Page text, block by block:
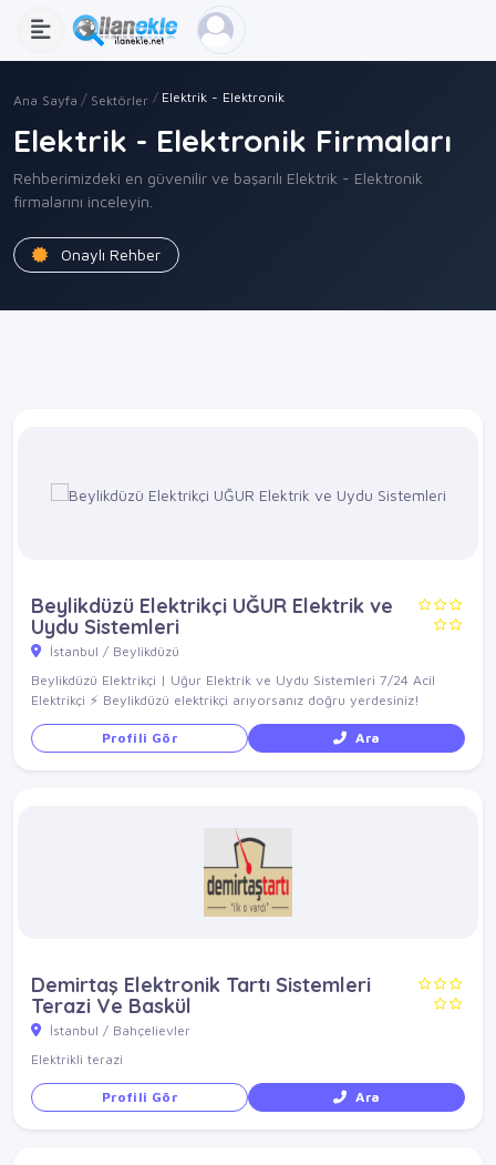
Ana Sayfa Sektörler Elektrik - Elektronik
Elektrik - Elektronik Firmaları
Rehberimizdeki en güvenilir ve başarılı Elektrik - Elektronik
firmalarını inceleyin.
Onaylı Rehber
Beylikdüzü Elektrikçi UĞUR Elektrik ve
Uydu Sistemleri
İstanbul / Beylikdüzü
Beylikdüzü Elektrikçi | Uğur Elektrik ve Uydu Sistemleri 7/24 Acil
Elektrikçi ⚡ Beylikdüzü elektrikçi arıyorsanız doğru yerdesiniz!
Profili Gör Ara
Demirtaş Elektronik Tartı Sistemleri
Terazi Ve Baskül
İstanbul / Bahçelievler
Elektrikli terazi
Profili Gör Ara